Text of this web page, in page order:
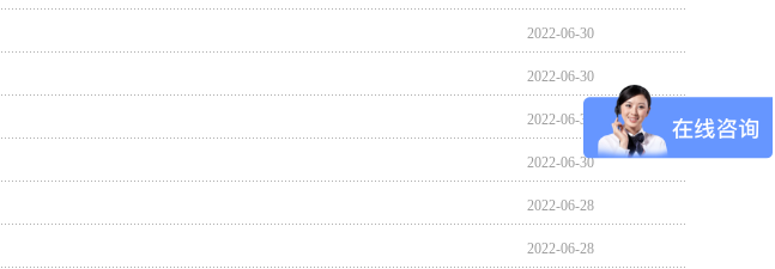
2022-06-30
2022-06-30
2022-06-30
2022-06-30
2022-06-28
2022-06-28